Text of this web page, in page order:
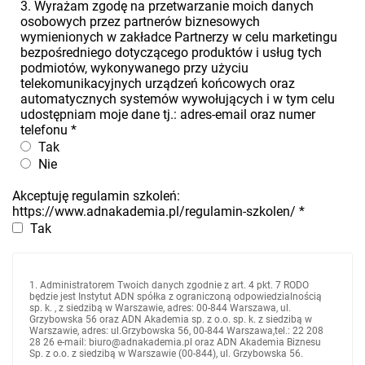
3. Wyrażam zgodę na przetwarzanie moich danych
osobowych przez partnerów biznesowych
wymienionych w zakładce Partnerzy w celu marketingu
bezpośredniego dotyczącego produktów i usług tych
podmiotów, wykonywanego przy użyciu
telekomunikacyjnych urządzeń końcowych oraz
automatycznych systemów wywołujących i w tym celu
udostępniam moje dane tj.: adres-email oraz numer
telefonu *
Tak
Nie
Akceptuję regulamin szkoleń:
https://www.adnakademia.pl/regulamin-szkolen/ *
Tak
1. Administratorem Twoich danych zgodnie z art. 4 pkt. 7 RODO
będzie jest Instytut ADN spółka z ograniczoną odpowiedzialnością
sp. k. , z siedzibą w Warszawie, adres: 00-844 Warszawa, ul.
Grzybowska 56 oraz ADN Akademia sp. z o.o. sp. k. z siedzibą w
Warszawie, adres: ul.Grzybowska 56, 00-844 Warszawa,tel.: 22 208
28 26 e-mail: biuro@adnakademia.pl oraz ADN Akademia Biznesu
Sp. z o.o. z siedzibą w Warszawie (00-844), ul. Grzybowska 56.